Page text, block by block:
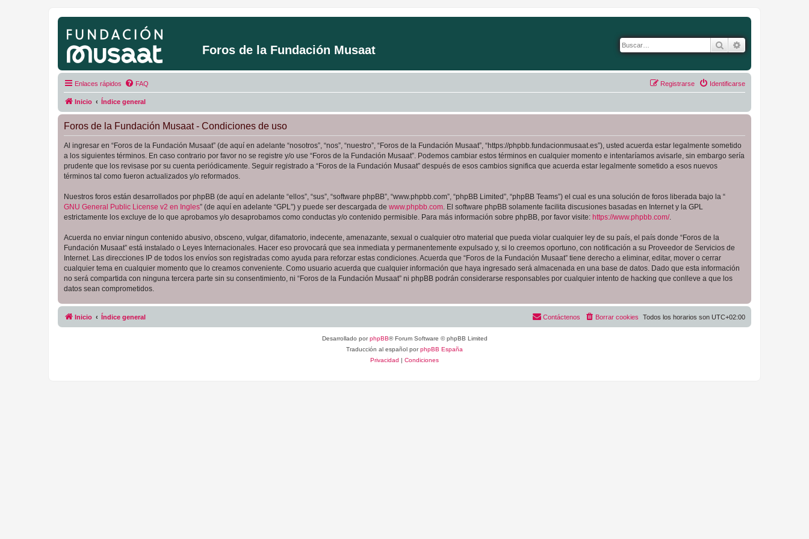
Foros de la Fundación Musaat Buscar
Enlaces rápidos FAQ Identificarse
Registrarse
Inicio Índice general
Foros de la Fundación Musaat - Condiciones de uso
Al ingresar en “Foros de la Fundación Musaat” (de aquí en adelante “nosotros”, “nos”, “nuestro”, “Foros de la Fundación Musaat”, “https://phpbb.fundacionmusaat.es”), usted acuerda estar legalmente sometido
a los siguientes términos. En caso contrario por favor no se registre y/o use “Foros de la Fundación Musaat”. Podemos cambiar estos términos en cualquier momento e intentaríamos avisarle, sin embargo sería
prudente que los revisase por su cuenta periódicamente. Seguir registrado a “Foros de la Fundación Musaat” después de esos cambios significa que acuerda estar legalmente sometido a esos nuevos
términos tal como fueron actualizados y/o reformados.
Nuestros foros están desarrollados por phpBB (de aquí en adelante “ellos”, “sus”, “software phpBB”, “www.phpbb.com”, “phpBB Limited”, “phpBB Teams”) el cual es una solución de foros liberada bajo la “
GNU General Public License v2 en Ingles” (de aquí en adelante “GPL”) y puede ser descargada de www.phpbb.com . El software phpBB solamente facilita discusiones basadas en Internet y la GPL
estrictamente los excluye de lo que aprobamos y/o desaprobamos como conductas y/o contenido permisible. Para más información sobre phpBB, por favor visite: https://www.phpbb.com/.
Acuerda no enviar ningun contenido abusivo, obsceno, vulgar, difamatorio, indecente, amenazante, sexual o cualquier otro material que pueda violar cualquier ley de su país, el país donde “Foros de la
Fundación Musaat” está instalado o Leyes Internacionales. Hacer eso provocará que sea inmediata y permanentemente expulsado y, si lo creemos oportuno, con notificación a su Proveedor de Servicios de
Internet. Las direcciones IP de todos los envíos son registradas como ayuda para reforzar estas condiciones. Acuerda que “Foros de la Fundación Musaat” tiene derecho a eliminar, editar, mover o cerrar
cualquier tema en cualquier momento que lo creamos conveniente. Como usuario acuerda que cualquier información que haya ingresado será almacenada en una base de datos. Dado que esta información
no será compartida con ninguna tercera parte sin su consentimiento, ni “Foros de la Fundación Musaat” ni phpBB podrán considerarse responsables por cualquier intento de hacking que conlleve a que los
datos sean comprometidos.
Inicio Índice general Todos los horarios son UTC+02:00
Borrar cookies
Contáctenos
Desarrollado porphpBB® Forum Software © phpBB Limited
Traducción al español porphpBB España
Privacidad | Condiciones